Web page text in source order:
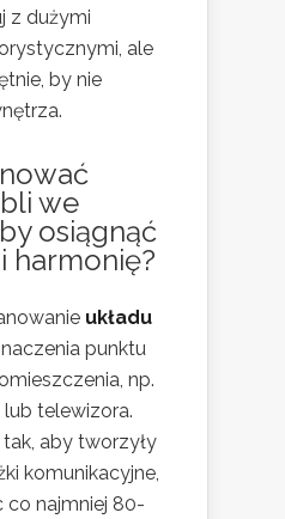
z dużymi
ale
by nie
we
osiągnąć
harmonię?
układu
punktu
np.
telewizora.
aby tworzyły
komunikacyjne,
co najmniej 80-